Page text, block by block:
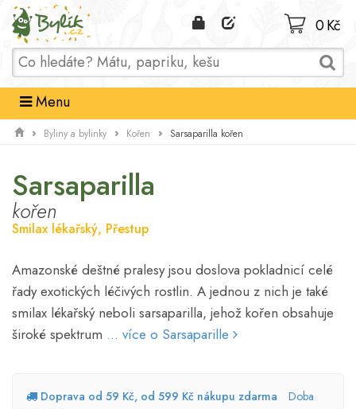
Domů
0 Kč
Menu
Byliny a bylinky Kořen Sarsaparilla kořen
Sarsaparilla
kořen
Smilax lékařský, Přestup
Amazonské deštné pralesy jsou doslova pokladnicí celé
řady exotických léčivých rostlin. A jednou z nich je také
smilax lékařský neboli sarsaparilla, jehož kořen obsahuje
široké spektrum ... více o Sarsaparille
Doprava od 59 Kč, od 599 Kč nákupu zdarma
Doba